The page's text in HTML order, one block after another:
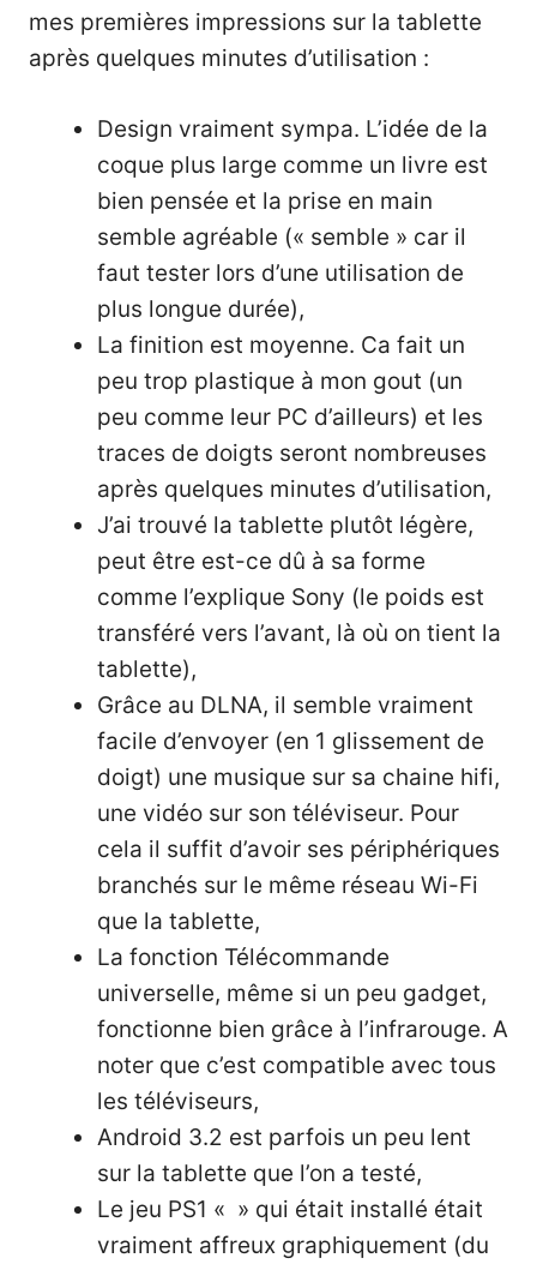
mes premières impressions sur la tablette
après quelques minutes d’utilisation :
Design vraiment sympa. L’idée de la
coque plus large comme un livre est
bien pensée et la prise en main
semble agréable (« semble » car il
faut tester lors d’une utilisation de
plus longue durée),
La finition est moyenne. Ca fait un
peu trop plastique à mon gout (un
peu comme leur PC d’ailleurs) et les
traces de doigts seront nombreuses
après quelques minutes d’utilisation,
J’ai trouvé la tablette plutôt légère,
peut être est-ce dû à sa forme
comme l’explique Sony (le poids est
transféré vers l’avant, là où on tient la
tablette),
Grâce au DLNA, il semble vraiment
facile d’envoyer (en 1 glissement de
doigt) une musique sur sa chaine hifi,
une vidéo sur son téléviseur. Pour
cela il suffit d’avoir ses périphériques
branchés sur le même réseau Wi-Fi
que la tablette,
La fonction Télécommande
universelle, même si un peu gadget,
fonctionne bien grâce à l’infrarouge. A
noter que c’est compatible avec tous
les téléviseurs,
Android 3.2 est parfois un peu lent
sur la tablette que l’on a testé,
Le jeu PS1 « » qui était installé était
vraiment affreux graphiquement (du